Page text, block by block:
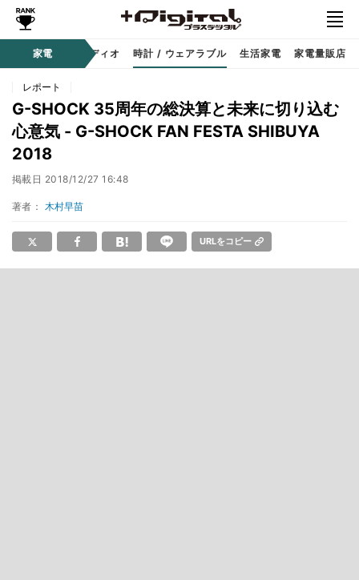
家電
サウンド / オーディオ 時計 / ウェアラブル 生活家電 家電量販店
レポート
G-SHOCK 35周年の総決算と未来に切り込む
心意気 - G-SHOCK FAN FESTA SHIBUYA
2018
掲載日 2018/12/27 16:48
著者： 木村早苗
URLをコピー